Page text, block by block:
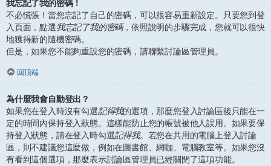
我忘記了我的密碼！
不必慌張！當您忘記了自己的密碼，可以很容易重新設定。只要您到登
入頁面，點選我忘記了我的密碼，依照說明的步驟完成，您就可以很快
地獲得新的隨機密碼。
但是，如果您不能夠重設您的密碼，請聯繫討論區管理員。
回頂端
為什麼我會自動登出？
如果您在登入時沒有勾選記得我的選項，那麼您登入討論區後只能在一
定的時間內保持登入狀態。這樣能防止您的帳號被他人誤用。如果要保
持登入狀態，請在登入時勾選記得我。若您在共用的電腦上登入討論
區，則不建議您這麼做，例如在圖書館、網咖、電腦教室等。如果您沒
有看到這個選項，那麼表示討論區管理員已經關閉了這項功能。